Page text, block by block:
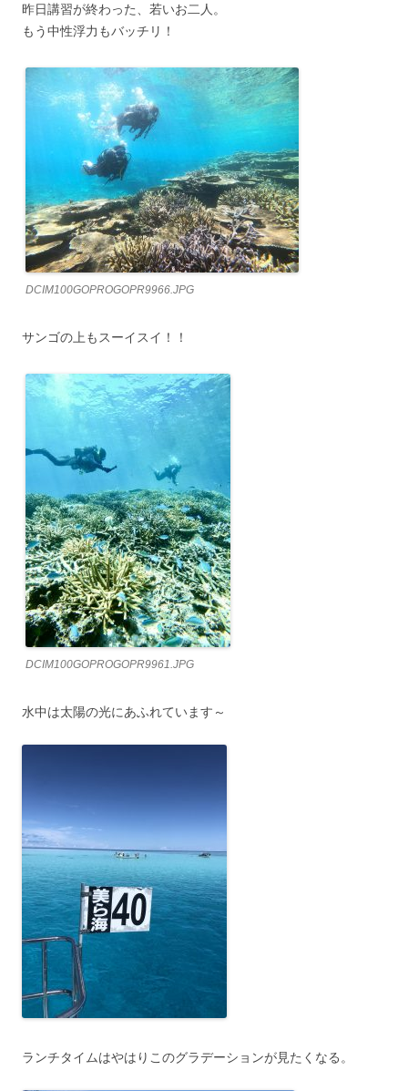
昨日講習が終わった、若いお二人。
もう中性浮力もバッチリ！
DCIM100GOPROGOPR9966.JPG
サンゴの上もスーイスイ！！
DCIM100GOPROGOPR9961.JPG
水中は太陽の光にあふれています～
ランチタイムはやはりこのグラデーションが見たくなる。